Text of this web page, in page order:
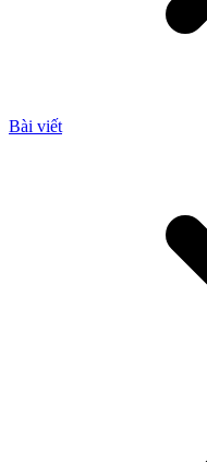
Bài viết